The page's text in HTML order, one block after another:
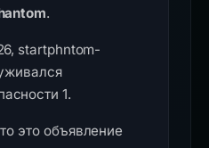
.
startphntom-
1.
это объявление